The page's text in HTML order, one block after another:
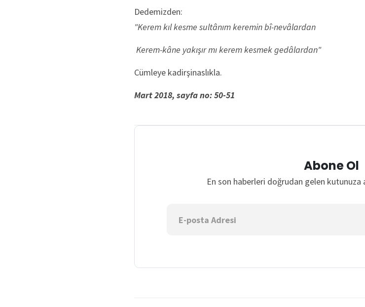
Dedemizden:
"Kerem kıl kesme sultânım keremin bî-nevâlardan
Kerem-kâne yakışır mı kerem kesmek gedâlardan"
Cümleye kadirşinaslıkla.
Mart 2018, sayfa no: 50-51
Abone Ol
En son haberleri doğrudan gelen kutunuza